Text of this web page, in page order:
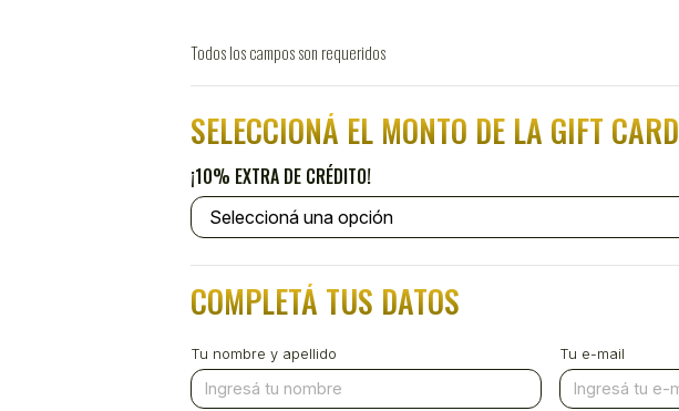
Todos los campos son requeridos
SELECCIONÁ EL MONTO DE LA GIFT CARD
¡10% EXTRA DE CRÉDITO!
COMPLETÁ TUS DATOS
Tu nombre y apellido Tu e-mail